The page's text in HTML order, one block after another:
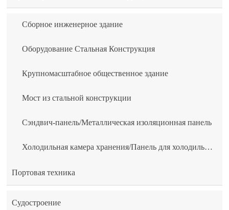
Сборное инженерное здание
Оборудование Стальная Конструкция
Крупномасштабное общественное здание
Мост из стальной конструкции
Сэндвич-панель/Металлическая изоляционная панель
Холодильная камера хранения/Панель для холодильной камеры
Портовая техника
Судостроение